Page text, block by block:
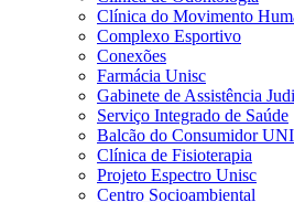
Clínica do Movimento
Complexo Esportivo
Conexões
Farmácia Unisc
Gabinete de Assistência
Serviço Integrado de Saúde
Balcão do Consumidor
Clínica de Fisioterapia
Projeto Espectro Unisc
Centro Socioambiental